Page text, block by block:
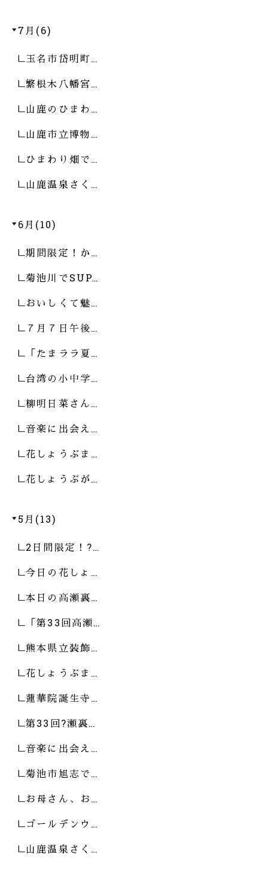
7月(6)
玉名市岱明町…
繁根木八幡宮…
山鹿のひまわ…
山鹿市立博物…
ひまわり畑で…
山鹿温泉さく…
6月(10)
期間限定！か…
菊池川でSUP…
おいしくて魅…
７月７日午後…
「たまララ夏…
台湾の小中学…
柳明日菜さん…
音楽に出会え…
花しょうぶま…
花しょうぶが…
5月(13)
2日間限定！?…
今日の花しょ…
本日の高瀬裏…
「第33回高瀬…
熊本県立装飾…
花しょうぶま…
蓮華院誕生寺…
第33回?瀬裏…
音楽に出会え…
菊池市旭志で…
お母さん、お…
ゴールデンウ…
山鹿温泉さく…